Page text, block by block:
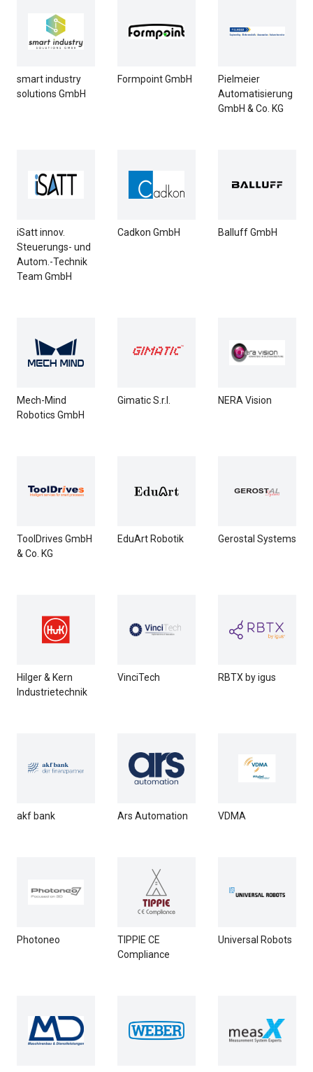
smart industry
solutions GmbH
Formpoint GmbH
Pielmeier
Automatisierung
GmbH & Co. KG
iSatt innov.
Steuerungs- und
Autom.-Technik
Team GmbH
Cadkon GmbH Balluff GmbH
Mech-Mind
Robotics GmbH
Gimatic S.r.l. NERA Vision
ToolDrives GmbH
& Co. KG
EduArt Robotik Gerostal Systems
Hilger & Kern
Industrietechnik
VinciTech RBTX by igus
akf bank Ars Automation VDMA
Photoneo
TIPPIE CE
Compliance
Universal Robots